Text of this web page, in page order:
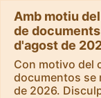
Amb motiu
de
d'agost de
Con motivo del
documentos se
de 2026.